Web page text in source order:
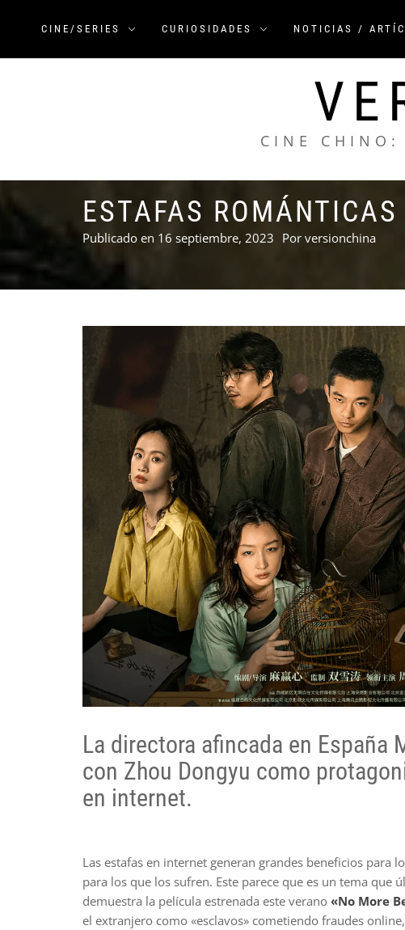
CINE/SERIES CURIOSIDADES NOTICIAS /
CINE CHINO:
ESTAFAS
Publicado en 16 septiembre, 2023 Por versionchina
La directora afincada en España
con Zhou Dongyu como
en internet.
Las estafas en internet generan grandes beneficios para
para los que los sufren. Este parece que es un tema
demuestra la película estrenada este verano «No More
el extranjero como «esclavos» cometiendo fraudes